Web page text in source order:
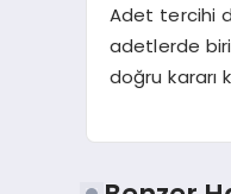
Adet tercihi
adetlerde
doğru kararı